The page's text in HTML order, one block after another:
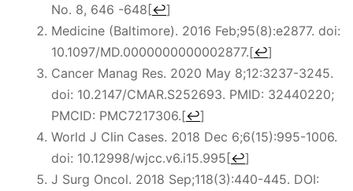
No. 8, 646 -648[↩]
Medicine (Baltimore). 2016 Feb;95(8):e2877. doi:
10.1097/MD.0000000000002877.[↩]
Cancer Manag Res. 2020 May 8;12:3237-3245.
doi: 10.2147/CMAR.S252693. PMID: 32440220;
PMCID: PMC7217306.[↩]
World J Clin Cases. 2018 Dec 6;6(15):995-1006.
doi: 10.12998/wjcc.v6.i15.995[↩]
J Surg Oncol. 2018 Sep;118(3):440-445. DOI: